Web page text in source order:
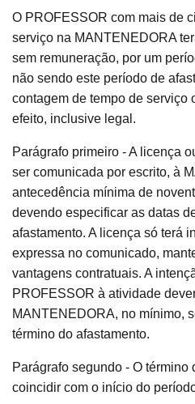
O PROFESSOR com mais de
serviço na MANTENEDORA
sem remuneração, por um
não sendo este período de
contagem de tempo de serviço
efeito, inclusive legal.
Parágrafo primeiro - A licença
ser comunicada por escrito, à
antecedência mínima de
devendo especificar as datas
afastamento. A licença só terá
expressa no comunicado,
vantagens contratuais. A
PROFESSOR à atividade
MANTENEDORA, no mínimo,
término do afastamento.
Parágrafo segundo - O término
coincidir com o início do